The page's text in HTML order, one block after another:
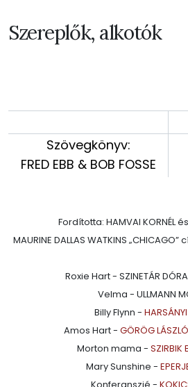
Szereplők, alkotók
Szövegkönyv:
FRED EBB & BOB FOSSE
Fordította: HAMVAI KORNÉL
MAURINE DALLAS WATKINS
Roxie Hart - SZINETÁR
Velma - ULLMANN
Billy Flynn -
Amos Hart - GÖRÖG LÁSZLÓ
Morton mama - SZIRBIK
Mary Sunshine -